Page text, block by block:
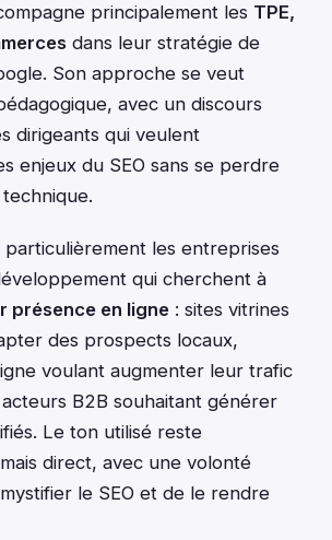
principalement les TPE,
dans leur stratégie de
Son approche se veut
avec un discours
dirigeants qui veulent
enjeux du SEO sans se perdre
particulièrement les entreprises
qui cherchent à
présence en ligne : sites vitrines
des prospects locaux,
voulant augmenter leur trafic
B2B souhaitant générer
Le ton utilisé reste
direct, avec une volonté
le SEO et de le rendre